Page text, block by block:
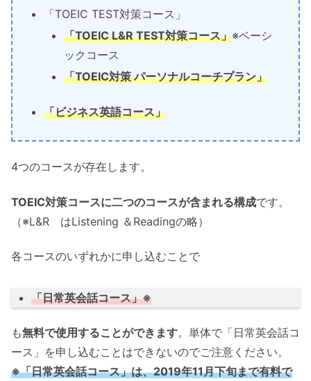
「TOEIC TEST対策コース」
「TOEIC L&R TEST対策コース」※ベーシ
ックコース
「TOEIC対策 パーソナルコーチプラン」
「ビジネス英語コース」
4つのコースが存在します。
TOEIC対策コースに二つのコースが含まれる構成です。
（※L&R はListening ＆Readingの略）
各コースのいずれかに申し込むことで
「日常英会話コース」※
も無料で使用することができます。単体で「日常英会話コ
ース」を申し込むことはできないのでご注意ください。
※「日常英会話コース」は、2019年11月下旬まで有料で